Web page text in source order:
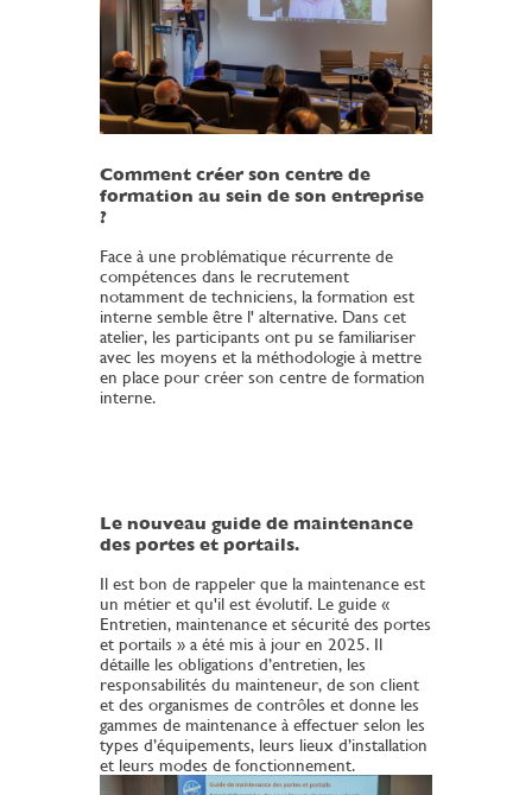
Comment créer son centre de
formation au sein de son entreprise
?
Face à une problématique récurrente de
compétences dans le recrutement
notamment de techniciens, la formation est
interne semble être l' alternative. Dans cet
atelier, les participants ont pu se familiariser
avec les moyens et la méthodologie à mettre
en place pour créer son centre de formation
interne.
Le nouveau guide de maintenance
des portes et portails.
Il est bon de rappeler que la maintenance est
un métier et qu'il est évolutif. Le guide «
Entretien, maintenance et sécurité des portes
et portails » a été mis à jour en 2025. Il
détaille les obligations d’entretien, les
responsabilités du mainteneur, de son client
et des organismes de contrôles et donne les
gammes de maintenance à effectuer selon les
types d’équipements, leurs lieux d’installation
et leurs modes de fonctionnement.